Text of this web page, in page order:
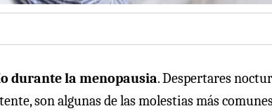
durante la menopausia. Despertares
son algunas de las molestias más